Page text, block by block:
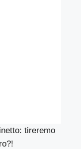
tireremo